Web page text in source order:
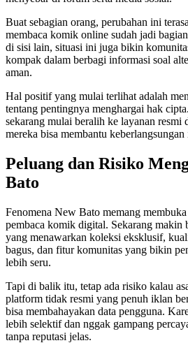
Buat sebagian orang, perubahan ini
membaca komik online sudah jadi
di sisi lain, situasi ini juga bikin
kompak dalam berbagi informasi soal
aman.
Hal positif yang mulai terlihat adalah
tentang pentingnya menghargai hak
sekarang mulai beralih ke layanan resmi
mereka bisa membantu
Peluang dan Risiko
Bato
Fenomena New Bato memang
pembaca komik digital. Sekarang makin
yang menawarkan koleksi eksklusif,
bagus, dan fitur komunitas yang bikin
lebih seru.
Tapi di balik itu, tetap ada risiko kalau
platform tidak resmi yang penuh iklan
bisa membahayakan data pengguna.
lebih selektif dan nggak gampang
tanpa reputasi jelas.